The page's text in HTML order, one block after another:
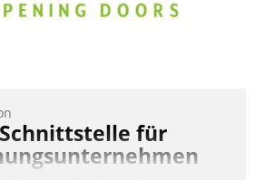
für